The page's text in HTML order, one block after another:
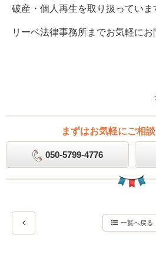
破産・個人再生を取り扱っていま
リーベ法律事務所までお気軽にお
まずはお気軽にご相談
050-5799-4776
一覧へ戻る